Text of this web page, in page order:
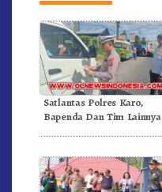
Satlantas Polres Karo,
Bapenda Dan Tim Lainnya